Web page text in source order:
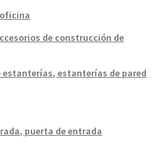
de construcción de
estanterías, estanterías de pared
puerta de entrada